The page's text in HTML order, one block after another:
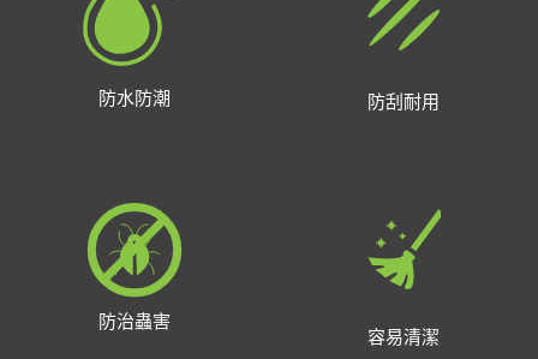
防水防潮 防刮耐用
防治蟲害
容易清潔